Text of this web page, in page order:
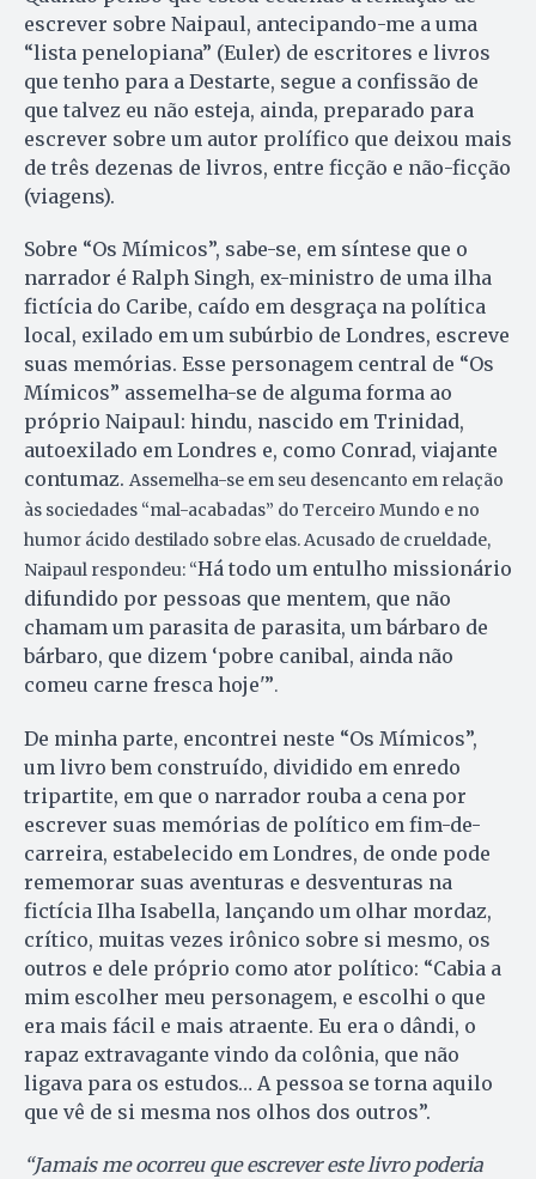
escrever sobre Naipaul, antecipando-me a uma
“lista penelopiana” (Euler) de escritores e livros
que tenho para a Destarte, segue a confissão de
que talvez eu não esteja, ainda, preparado para
escrever sobre um autor prolífico que deixou mais
de três dezenas de livros, entre ficção e não-ficção
(viagens).
Sobre “Os Mímicos”, sabe-se, em síntese que o
narrador é Ralph Singh, ex-ministro de uma ilha
fictícia do Caribe, caído em desgraça na política
local, exilado em um subúrbio de Londres, escreve
suas memórias. Esse personagem central de “Os
Mímicos” assemelha-se de alguma forma ao
próprio Naipaul: hindu, nascido em Trinidad,
autoexilado em Londres e, como Conrad, viajante
contumaz. Assemelha-se em seu desencanto em relação
às sociedades “mal-acabadas” do Terceiro Mundo e no
humor ácido destilado sobre elas. Acusado de crueldade,
Naipaul respondeu: “Há todo um entulho missionário
difundido por pessoas que mentem, que não
chamam um parasita de parasita, um bárbaro de
bárbaro, que dizem ‘pobre canibal, ainda não
comeu carne fresca hoje'”.
De minha parte, encontrei neste “Os Mímicos”,
um livro bem construído, dividido em enredo
tripartite, em que o narrador rouba a cena por
escrever suas memórias de político em fim-de-
carreira, estabelecido em Londres, de onde pode
rememorar suas aventuras e desventuras na
fictícia Ilha Isabella, lançando um olhar mordaz,
crítico, muitas vezes irônico sobre si mesmo, os
outros e dele próprio como ator político: “Cabia a
mim escolher meu personagem, e escolhi o que
era mais fácil e mais atraente. Eu era o dândi, o
rapaz extravagante vindo da colônia, que não
ligava para os estudos… A pessoa se torna aquilo
que vê de si mesma nos olhos dos outros”.
“Jamais me ocorreu que escrever este livro poderia